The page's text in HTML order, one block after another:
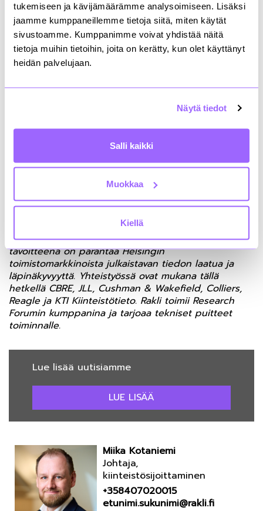
tukemiseen ja kävijämäärämme analysoimiseen. Lisäksi
jaamme kumppaneillemme tietoja siitä, miten käytät
sivustoamme. Kumppanimme voivat yhdistää näitä
tietoja muihin tietoihin, joita on kerätty, kun olet käyttänyt
heidän palvelujaan.
Näytä tiedot
Salli kaikki
Muokkaa
Kiellä
Helsinki Research Forum -tutkimusryhmässä on
mukana kuusi arvostettua kiinteistöalan yritystä
CBRE, JLL, Cushman & Wakefield, Colliers, Reagle ja
KTI Kiinteistötieto. Ryhmän tavoitteena on parantaa
pääkaupunkiseudun toimitilamarkkinoista
Helsinki Research Forumin tuottama tieto
Huhtikuun päivityksen yhteydessä Helsinki Research
Forumin aiempien tutkimusten tuloksia päivitettiin
sekä vajaakäyttö- että tilakantatietojen osalta.
Tiedot on päivitetty kohdekohtaiseen tietokantaan,
joka toimitetaan pyydettäessä. Tiedustelut
sähköpostilla osoitteeseen miika.kotaniemi(at)rakli.fi.
Helsinki Research Forum onkiinteistöalan
asiantuntijayritysten tutkimusfoorumi, jonka
tavoitteena on parantaa Helsingin
toimistomarkkinoista julkaistavan tiedon laatua ja
läpinäkyvyyttä. Yhteistyössä ovat mukana tällä
hetkellä CBRE, JLL, Cushman & Wakefield, Colliers,
Reagle ja KTI Kiinteistötieto. Rakli toimii Research
Forumin kumppanina ja tarjoaa tekniset puitteet
toiminnalle.
Lue lisää uutisiamme
LUE LISÄÄ
Miika Kotaniemi
Johtaja,
kiinteistösijoittaminen
+358407020015
etunimi.sukunimi@rakli.fi